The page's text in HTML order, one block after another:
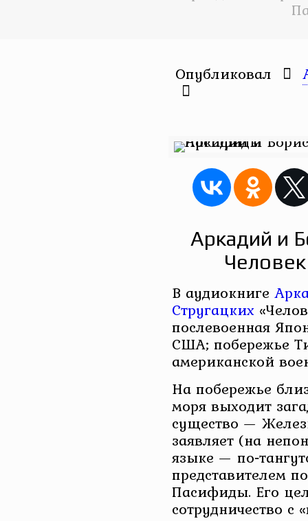
Опубликовал
Аркадий и
В аудиокниге
Стругацких
послевоенная
США; побережье
американской
На побережье
моря выходит
существо —
заявляет (на
языке —
представителем
Пасифиды. Его
сотрудничество с